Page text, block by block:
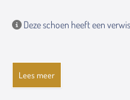
Deze schoen heeft een
Lees meer